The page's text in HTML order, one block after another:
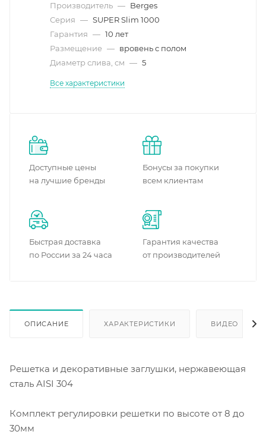
Производитель — Berges
Серия — SUPER Slim 1000
Гарантия — 10 лет
Размещение — вровень с полом
Диаметр слива, см — 5
Все характеристики
Доступные цены
на лучшие бренды
Бонусы за покупки
всем клиентам
Быстрая доставка
по России за 24 часа
Гарантия качества
от производителей
ОПИСАНИЕ ХАРАКТЕРИСТИКИ ВИДЕО
Решетка и декоративные заглушки, нержавеющая
сталь AISI 304
Комплект регулировки решетки по высоте от 8 до
30мм